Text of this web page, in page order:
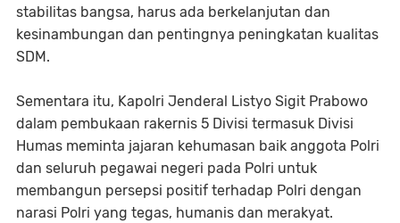
stabilitas bangsa, harus ada berkelanjutan dan
kesinambungan dan pentingnya peningkatan kualitas
SDM.
Sementara itu, Kapolri Jenderal Listyo Sigit Prabowo
dalam pembukaan rakernis 5 Divisi termasuk Divisi
Humas meminta jajaran kehumasan baik anggota Polri
dan seluruh pegawai negeri pada Polri untuk
membangun persepsi positif terhadap Polri dengan
narasi Polri yang tegas, humanis dan merakyat.